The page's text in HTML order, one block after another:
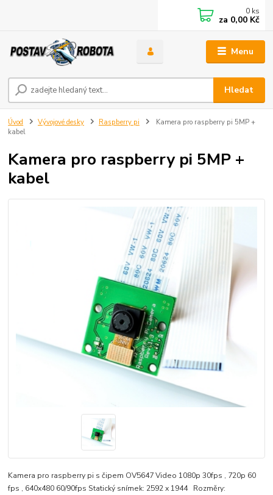
Menu
Hledat
0 ks
za 0,00 Kč
Úvod Vývojové desky Raspberry pi
Kamera pro raspberry pi 5MP +
kabel
Kamera pro raspberry pi 5MP +
kabel
Kamera pro raspberry pi s čipem OV5647 Video 1080p 30fps , 720p 60
fps , 640x480 60/90fps Statický snímek: 2592 x 1944 Rozměry: